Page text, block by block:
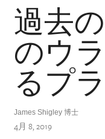
過去
のウ
るプ
James Shigley 博士
4月 8, 2019